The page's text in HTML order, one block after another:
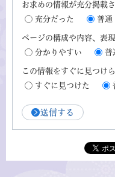
お求めの情報が充分掲載
充分だった
普通
ページの構成や内容、表
分かりやすい
普
この情報をすぐに見つけ
すぐに見つけた